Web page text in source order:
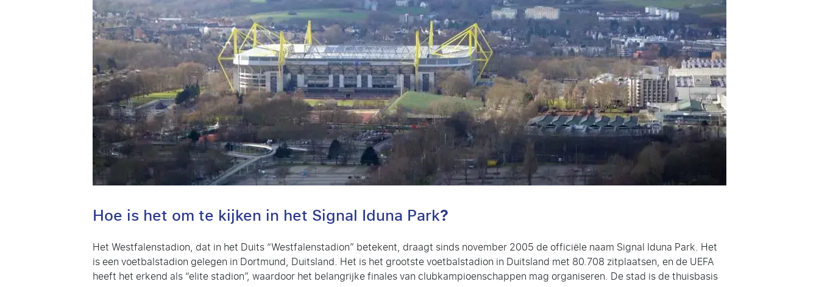
Hoe is het om te kijken in het Signal Iduna Park?
Het Westfalenstadion, dat in het Duits “Westfalenstadion” betekent, draagt sinds november 2005 de officiële naam Signal Iduna Park. Het
is een voetbalstadion gelegen in Dortmund, Duitsland. Het is het grootste voetbalstadion in Duitsland met 80.708 zitplaatsen, en de UEFA
heeft het erkend als “elite stadion”, waardoor het belangrijke finales van clubkampioenschappen mag organiseren. De stad is de thuisbasis